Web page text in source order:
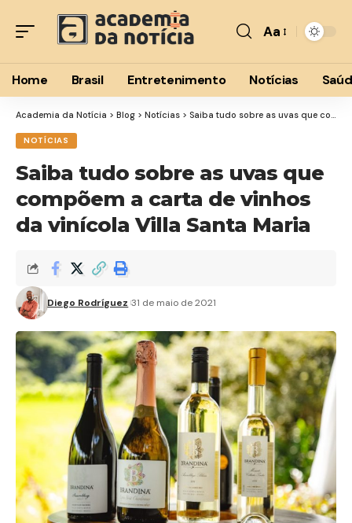
Font
Resizer
Aa
Home Brasil Entretenimento Notícias
Academia da Notícia > Blog > Notícias > Saiba tudo sobre as uvas que compõem a carta de vinhos da vinícola Villa Santa Maria
NOTÍCIAS
Saiba tudo sobre as uvas que
compõem a carta de vinhos
da vinícola Villa Santa Maria
Diego Rodríguez 31 de maio de 2021